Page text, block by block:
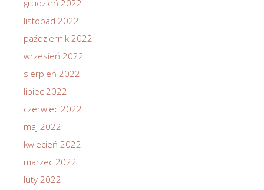
grudzień 2022
listopad 2022
październik 2022
wrzesień 2022
sierpień 2022
lipiec 2022
czerwiec 2022
maj 2022
kwiecień 2022
marzec 2022
luty 2022